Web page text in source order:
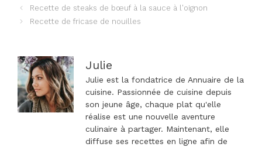
Navigation
des
Recette de steaks de bœuf à la sauce à l'oignon
Recette de fricase de nouilles
Julie
Julie est la fondatrice de Annuaire de la
cuisine. Passionnée de cuisine depuis
son jeune âge, chaque plat qu'elle
réalise est une nouvelle aventure
culinaire à partager. Maintenant, elle
diffuse ses recettes en ligne afin de